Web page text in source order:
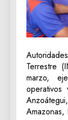
Terrestre
marzo,
operativos
Amazonas,